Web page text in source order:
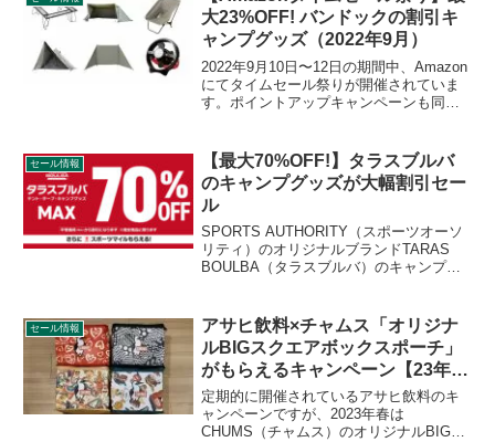
詳細をレビューします。
大23%OFF! バンドックの割引キ
ャンプグッズ（2022年9月）
2022年9月10日〜12日の期間中、Amazon
にてタイムセール祭りが開催されていま
す。ポイントアップキャンペーンも同時
価格などを一覧化します。詳細をレビュ
ーします。
セール情報
【最大70%OFF!】タラスブルバ
のキャンプグッズが大幅割引セー
ル
SPORTS AUTHORITY（スポーツオーソ
リティ）のオリジナルブランドTARAS
BOULBA（タラスブルバ）のキャンプ用
在庫切れになっている製品もあります。
詳細をレビューします。
セール情報
アサヒ飲料×チャムス「オリジナ
ルBIGスクエアボックスポーチ」
がもらえるキャンペーン【23年3
月〜】
定期的に開催されているアサヒ飲料のキ
ャンペーンですが、2023年春は
CHUMS（チャムス）のオリジナルBIGス